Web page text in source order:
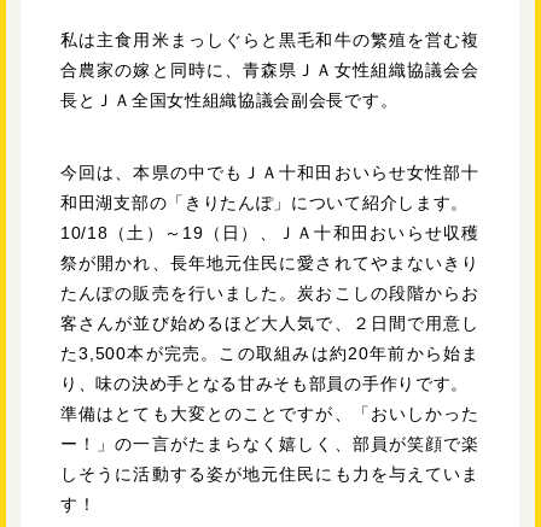
私は主食用米まっしぐらと黒毛和牛の繁殖を営む複
合農家の嫁と同時に、青森県ＪＡ女性組織協議会会
長とＪＡ全国女性組織協議会副会長です。
今回は、本県の中でもＪＡ十和田おいらせ女性部十
和田湖支部の「きりたんぽ」について紹介します。
10/18（土）～19（日）、ＪＡ十和田おいらせ収穫
祭が開かれ、長年地元住民に愛されてやまないきり
たんぽの販売を行いました。炭おこしの段階からお
客さんが並び始めるほど大人気で、２日間で用意し
た3,500本が完売。この取組みは約20年前から始ま
り、味の決め手となる甘みそも部員の手作りです。
準備はとても大変とのことですが、「おいしかった
ー！」の一言がたまらなく嬉しく、部員が笑顔で楽
しそうに活動する姿が地元住民にも力を与えていま
す！